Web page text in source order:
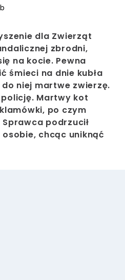
dla Zwierząt
zbrodni,
na kocie. Pewna
śmieci na dnie kubła
niej martwe zwierzę.
Martwy kot
po czym
podrzucił
chcąc uniknąć